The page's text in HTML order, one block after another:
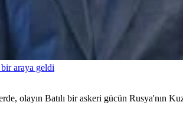
araya geldi
olayın Batılı bir askeri gücün Rusya'nın